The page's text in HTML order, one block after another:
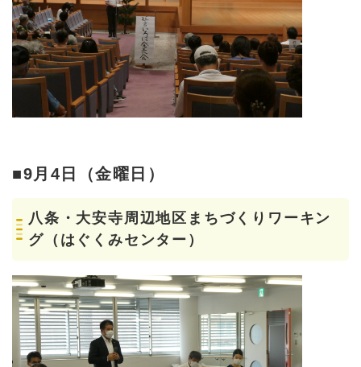
■9月4日（金曜日）
八条・大安寺周辺地区まちづくりワーキン
グ（はぐくみセンター）